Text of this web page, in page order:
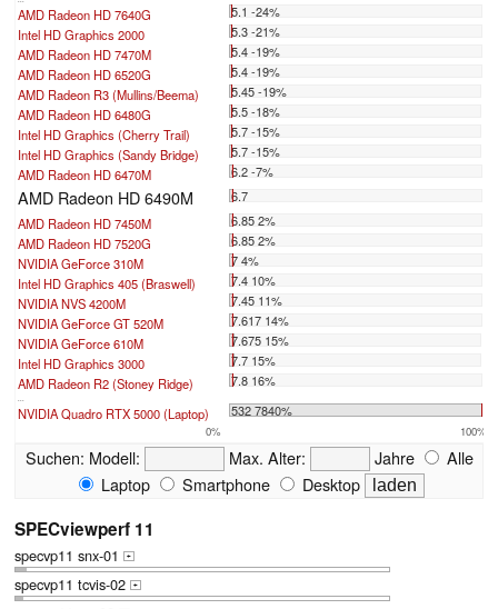
AMD Radeon HD 7640G
5.1 -24%
Intel HD Graphics 2000
5.3 -21%
AMD Radeon HD 7470M
5.4 -19%
AMD Radeon HD 6520G
5.4 -19%
AMD Radeon R3 (Mullins/Beema)
5.45 -19%
AMD Radeon HD 6480G
5.5 -18%
Intel HD Graphics (Cherry Trail)
5.7 -15%
Intel HD Graphics (Sandy Bridge)
5.7 -15%
AMD Radeon HD 6470M
6.2 -7%
AMD Radeon HD 6490M
6.7
AMD Radeon HD 7450M
6.85 2%
AMD Radeon HD 7520G
6.85 2%
NVIDIA GeForce 310M
7 4%
Intel HD Graphics 405 (Braswell)
7.4 10%
NVIDIA NVS 4200M
7.45 11%
NVIDIA GeForce GT 520M
7.617 14%
NVIDIA GeForce 610M
7.675 15%
Intel HD Graphics 3000
7.7 15%
AMD Radeon R2 (Stoney Ridge)
7.8 16%
NVIDIA Quadro RTX 5000 (Laptop) 532 7840%
0% 100%
Suchen: Modell: Max. Alter: Jahre
Alle
Laptop
Smartphone Desktop
SPECviewperf 11
specvp11 snx-01 +
specvp11 tcvis-02 +